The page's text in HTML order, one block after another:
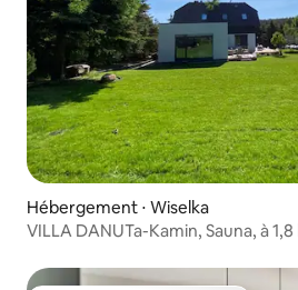
Hébergement ⋅ Wiselka
VILLA DANUTa-Kamin, Sauna, à